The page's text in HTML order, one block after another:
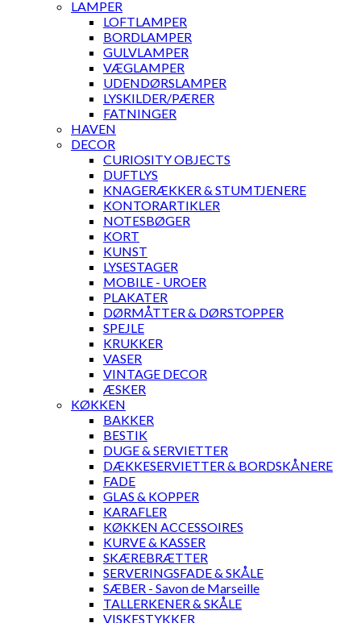
LAMPER
LOFTLAMPER
BORDLAMPER
GULVLAMPER
VÆGLAMPER
UDENDØRSLAMPER
LYSKILDER/PÆRER
FATNINGER
HAVEN
DECOR
CURIOSITY OBJECTS
DUFTLYS
KNAGERÆKKER & STUMTJENERE
KONTORARTIKLER
NOTESBØGER
KORT
KUNST
LYSESTAGER
MOBILE - UROER
PLAKATER
DØRMÅTTER & DØRSTOPPER
SPEJLE
KRUKKER
VASER
VINTAGE DECOR
ÆSKER
KØKKEN
BAKKER
BESTIK
DUGE & SERVIETTER
DÆKKESERVIETTER & BORDSKÅNERE
FADE
GLAS & KOPPER
KARAFLER
KØKKEN ACCESSOIRES
KURVE & KASSER
SKÆREBRÆTTER
SERVERINGSFADE & SKÅLE
SÆBER - Savon de Marseille
TALLERKENER & SKÅLE
VISKESTYKKER